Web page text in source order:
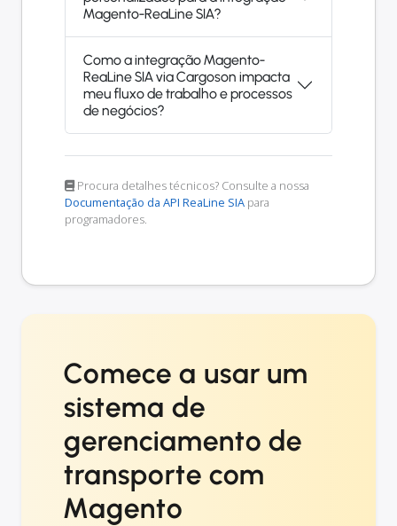
Magento-ReaLine SIA?
Como a integração Magento-
ReaLine SIA via Cargoson impacta
meu fluxo de trabalho e processos
de negócios?
Procura detalhes técnicos? Consulte a nossa
Documentação da API ReaLine SIA para
programadores.
Comece a usar um
sistema de
gerenciamento de
transporte com
Magento